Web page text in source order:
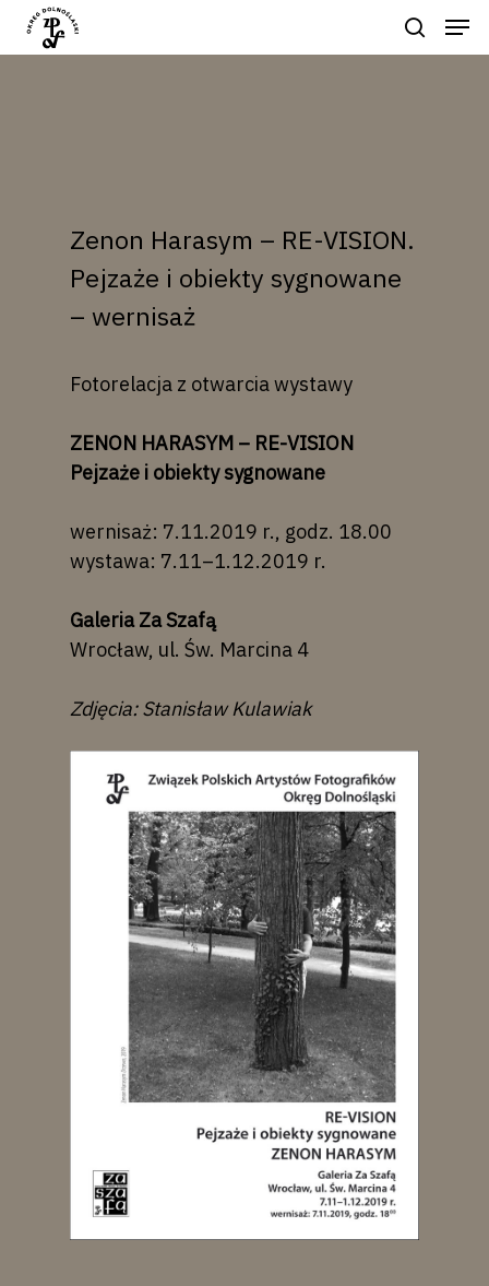
Zenon Harasym – RE-VISION.
Pejzaże i obiekty sygnowane
– wernisaż
Fotorelacja z otwarcia wystawy
ZENON HARASYM – RE-VISION
Pejzaże i obiekty sygnowane
wernisaż: 7.11.2019 r., godz. 18.00
wystawa: 7.11–1.12.2019 r.
Galeria Za Szafą
Wrocław, ul. Św. Marcina 4
Zdjęcia: Stanisław Kulawiak